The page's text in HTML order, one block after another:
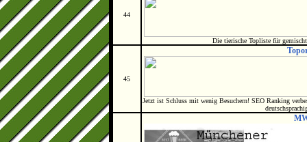
44
Die tierische Topliste für
45
Jetzt ist Schluss mit wenig Besuchern! SEO Ranking